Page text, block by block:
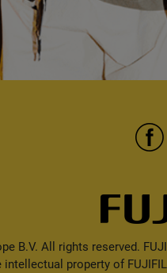
B.V. All rights reserved.
intellectual property of